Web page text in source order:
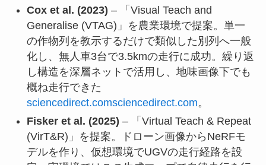
Cox et al. (2023) – 「Visual Teach and
Generalise (VTAG)」を農業環境で提案。単一
の作物列を教示するだけで類似した別列へ一般
化し、無人車3台で3.5kmの走行に成功。繰り返
し構造を深層ネットで活用し、地味画像下でも
概ね走行できた
sciencedirect.comsciencedirect.com。
Fisker et al. (2025) – 「Virtual Teach & Repeat
(VirT&R)」を提案。ドローン画像からNeRFモ
デルを作り、仮想環境でUGVの走行経路を設